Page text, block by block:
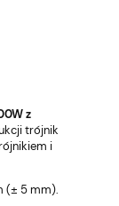
z
trójnik
i
(± 5 mm).